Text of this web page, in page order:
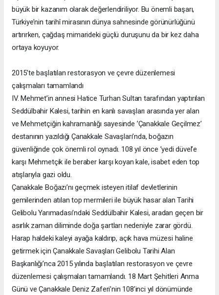
büyük bir kazanım olarak değerlendiriliyor. Bu önemli başarı,
Türkiye’nin tarihî mirasının dünya sahnesinde görünürlüğünü
artırırken, çağdaş mimarideki güçlü duruşunu da bir kez daha
ortaya koyuyor.
2015’te başlatılan restorasyon ve çevre düzenlemesi
çalışmaları tamamlandı
IV. Mehmet’in annesi Hatice Turhan Sultan tarafından yaptırılan
Seddülbahir Kalesi, tarihin en kanlı savaşları arasında yer alan
ve Mehmetçiğin kahramanlığı sayesinde ’Çanakkale Geçilmez’
destanının yazıldığı Çanakkale Savaşları’nda, boğazın
güvenliğinde çok önemli rol oynadı. 108 yıl önce ’yedi düvel’e
karşı Mehmetçik ile beraber karşı koyan kale, isabet eden top
atışlarıyla gazi oldu.
Çanakkale Boğazı’nı geçmek isteyen itilaf devletlerinin
gemilerinden atılan top mermileri ile büyük hasar alan Tarihi
Gelibolu Yarımadası’ndaki Seddülbahir Kalesi, aradan geçen bir
asırlık zaman diliminde doğa şartları nedeniyle zarar gördü.
Harap haldeki kaleyi ayağa kaldırıp, açık hava müzesi haline
getirmek için Çanakkale Savaşları Gelibolu Tarihi Alan
Başkanlığı’nca 2015 yılında başlatılan restorasyon ve çevre
düzenlemesi çalışmaları tamamlandı. 18 Mart Şehitleri Anma
Günü ve Çanakkale Deniz Zaferi’nin 108’inci yıl dönümünde